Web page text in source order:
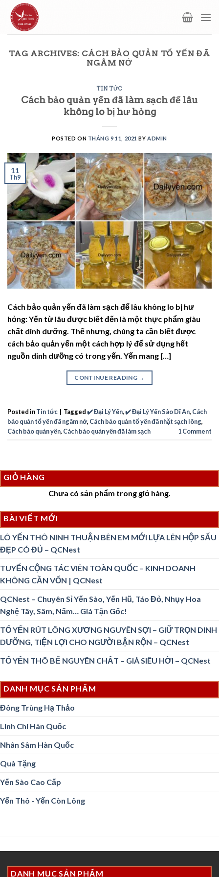
Skip
content
TAG ARCHIVES: CÁCH BẢO QUẢN TỔ YẾN ĐÃ
NGÂM NỞ
TIN TỨC
Cách bảo quản yến đã làm sạch để lâu
không lo bị hư hỏng
POSTED ON THÁNG 9 11, 2021 BY ADMIN
11
Th9
Cách bảo quản yến đã làm sạch để lâu không lo bị hư
hỏng: Yến từ lâu được biết đến là một thực phẩm giàu
chất dinh dưỡng. Thế nhưng, chúng ta cần biết được
cách bảo quản yến một cách hợp lý để sử dụng hết
nguồn dinh dưỡng có trong yến. Yến mang […]
CONTINUE READING →
Posted inTin tức | Tagged✔️ Đại Lý Yến,✔️ Đại Lý Yến Sào Dĩ An, Cách
bảo quản tổ yến đã ngâm nở, Cách bảo quản tổ yến đã nhặt sạch lông,
Cách bảo quản yến, Cách bảo quản yến đã làm sạch 1Comment
GIỎ HÀNG
Chưa có sản phẩm trong giỏ hàng.
BÀI VIẾT MỚI
LÔ YẾN THÔ NINH THUẬN BÊN EM MỚI LỰA LÊN HỘP SẤU
ĐẸP CÓ ĐỦ – QCNest
TUYỂN CỘNG TÁC VIÊN TOÀN QUỐC – KINH DOANH
KHÔNG CẦN VỐN | QCNest
QCNest – Chuyên Sỉ Yến Sào, Yến Hũ, Táo Đỏ, Nhụy Hoa
Nghệ Tây, Sâm, Nấm… Giá Tận Gốc!
TỔ YẾN RÚT LÔNG XƯƠNG NGUYÊN SỢI – GIỮ TRỌN DINH
DƯỠNG, TIỆN LỢI CHO NGƯỜI BẬN RỘN – QCNest
TỔ YẾN THÔ BỂ NGUYÊN CHẤT – GIÁ SIÊU HỜI – QCNest
DANH MỤC SẢN PHẨM
Đông Trùng Hạ Thảo
Linh Chi Hàn Quốc
Nhân Sâm Hàn Quốc
Quà Tặng
Yến Sào Cao Cấp
Yến Thô - Yến Còn Lông
DANH MỤC SẢN PHẨM